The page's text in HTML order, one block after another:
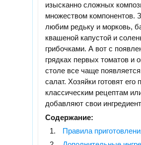
изысканно сложных
множеством компонентов.
любим редьку и морковь,
квашеной капустой и
грибочками. А вот с
грядках первых томатов и
столе все чаще появляется
салат. Хозяйки готовят его
классическим рецептам
добавляют свои
Содержание:
Правила